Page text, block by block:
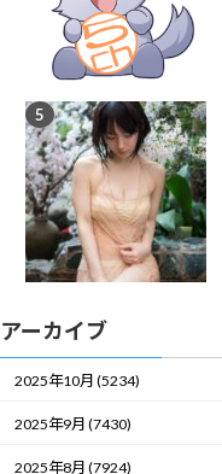
アーカイブ
2025年10月 (5234)
2025年9月 (7430)
2025年8月 (7924)